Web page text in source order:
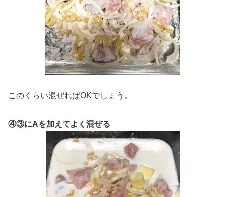
このくらい混ぜればOKでしょう。
④③にAを加えてよく混ぜる